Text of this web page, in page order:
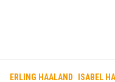
ERLING HAALAND ISABEL